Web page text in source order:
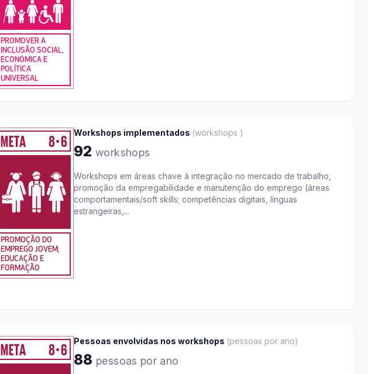
PROMOVER A
INCLUSÃO SOCIAL,
ECONÓMICA E
POLÍTICA
UNIVERSAL
META 8●6
PROMOÇÃO DO
EMPREGO JOVEM,
EDUCAÇÃO E
FORMAÇÃO
Workshops implementados (workshops )
92 workshops
Workshops em áreas chave à integração no mercado de trabalho,
promoção da empregabilidade e manutenção do emprego (áreas
comportamentais/soft skills; competências digitais, línguas
estrangeiras,...
META 8●6
Pessoas envolvidas nos workshops (pessoas por ano)
88 pessoas por ano